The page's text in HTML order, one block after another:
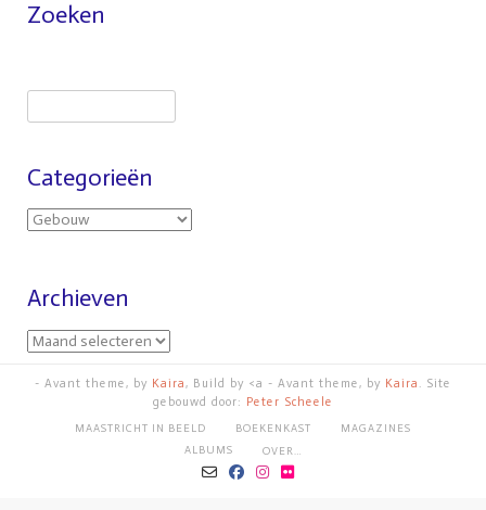
Zoeken
Categorieën
Archieven
- Avant theme, by Kaira, Build by <a - Avant theme, by Kaira . Site
gebouwd door: Peter Scheele
MAASTRICHT IN BEELD BOEKENKAST
MAGAZINES
ALBUMS
OVER…